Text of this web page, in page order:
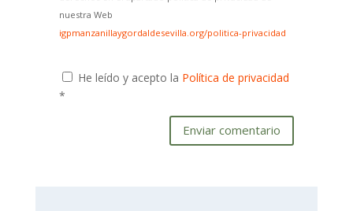
nuestra Web
igpmanzanillaygordaldesevilla.org/politica-privacidad
He leído y acepto la Política de privacidad
*
Enviar comentario